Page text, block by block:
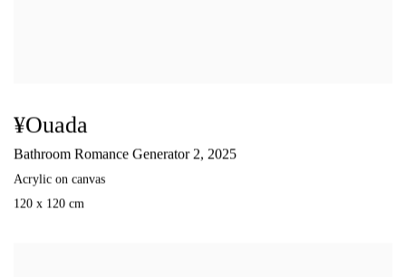
¥ouada
Bathroom Romance Generator 2, 2025
Acrylic on canvas
120 x 120 cm